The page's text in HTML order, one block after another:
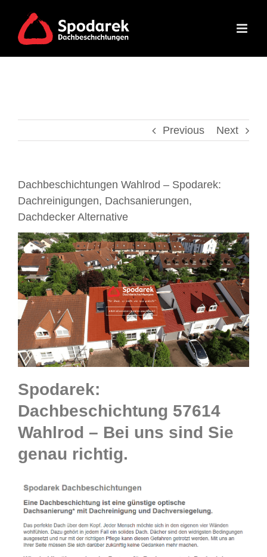
content
Previous Next
Dachbeschichtungen Wahlrod – Spodarek:
Dachreinigungen, Dachsanierungen,
Dachdecker Alternative
Spodarek:
Dachbeschichtung 57614
Wahlrod – Bei uns sind Sie
genau richtig.